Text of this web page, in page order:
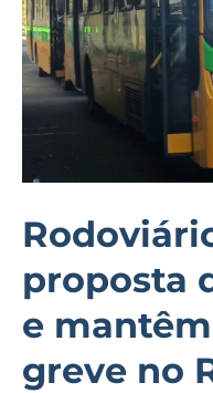
proposta
e
greve no
Ônibus
e
mantêm
estado
greve
Rio
de